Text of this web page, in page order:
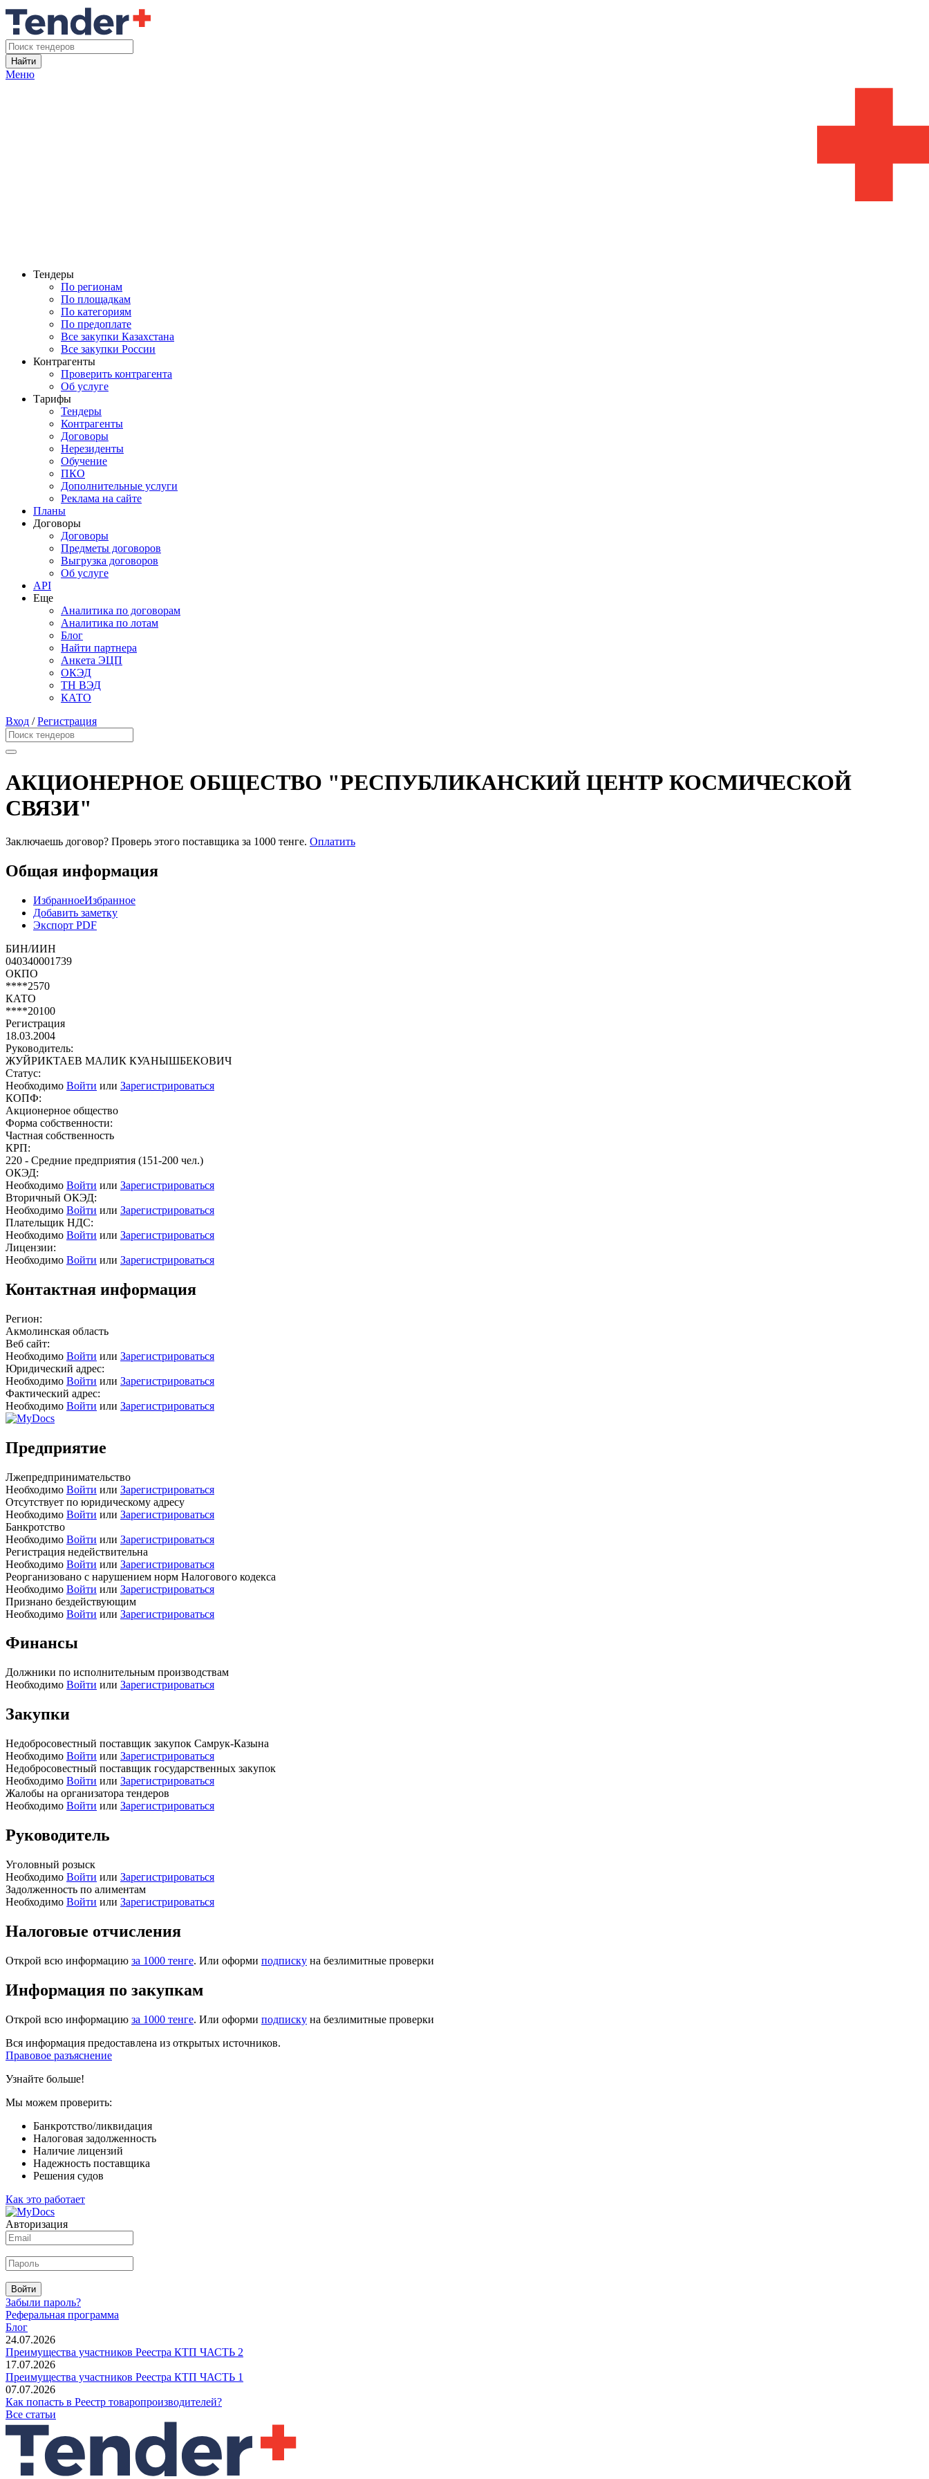
Найти
Меню
Тендеры
По регионам
По площадкам
По категориям
По предоплате
Все закупки Казахстана
Все закупки России
Контрагенты
Проверить контрагента
Об услуге
Тарифы
Тендеры
Контрагенты
Договоры
Нерезиденты
Обучение
ПКО
Дополнительные услуги
Реклама на сайте
Планы
Договоры
Договоры
Предметы договоров
Выгрузка договоров
Об услуге
API
Еще
Аналитика по договорам
Аналитика по лотам
Блог
Найти партнера
Анкета ЭЦП
ОКЭД
ТН ВЭД
КАТО
Вход /Регистрация
АКЦИОНЕРНОЕ ОБЩЕСТВО "РЕСПУБЛИКАНСКИЙ ЦЕНТР КОСМИЧЕСКОЙ
СВЯЗИ"
Заключаешь договор? Проверь этого поставщика за 1000 тенге. Оплатить
Общая информация
ИзбранноеИзбранное
Добавить заметку
Экспорт PDF
БИН/ИИН
040340001739
ОКПО
****2570
КАТО
****20100
Регистрация
18.03.2004
Руководитель:
ЖУЙРИКТАЕВ МАЛИК КУАНЫШБЕКОВИЧ
Статус:
Необходимо Войти или Зарегистрироваться
КОПФ:
Акционерное общество
Форма собственности:
Частная собственность
КРП:
220 - Средние предприятия (151-200 чел.)
ОКЭД:
Необходимо Войти или Зарегистрироваться
Вторичный ОКЭД:
Необходимо Войти или Зарегистрироваться
Плательщик НДС:
Необходимо Войти или Зарегистрироваться
Лицензии:
Необходимо Войти или Зарегистрироваться
Контактная информация
Регион:
Акмолинская область
Веб сайт:
Необходимо Войти или Зарегистрироваться
Юридический адрес:
Необходимо Войти или Зарегистрироваться
Фактический адрес:
Необходимо Войти или Зарегистрироваться
Предприятие
Лжепредпринимательство
Необходимо Войти или Зарегистрироваться
Отсутствует по юридическому адресу
Необходимо Войти или Зарегистрироваться
Банкротство
Необходимо Войти или Зарегистрироваться
Регистрация недействительна
Необходимо Войти или Зарегистрироваться
Реорганизовано с нарушением норм Налогового кодекса
Необходимо Войти или Зарегистрироваться
Признано бездействующим
Необходимо Войти или Зарегистрироваться
Финансы
Должники по исполнительным производствам
Необходимо Войти или Зарегистрироваться
Закупки
Недобросовестный поставщик закупок Самрук-Казына
Необходимо Войти или Зарегистрироваться
Недобросовестный поставщик государственных закупок
Необходимо Войти или Зарегистрироваться
Жалобы на организатора тендеров
Необходимо Войти или Зарегистрироваться
Руководитель
Уголовный розыск
Необходимо Войти или Зарегистрироваться
Задолженность по алиментам
Необходимо Войти или Зарегистрироваться
Налоговые отчисления
Открой всю информацию за 1000 тенге. Или оформи подписку на безлимитные проверки
Информация по закупкам
Открой всю информацию за 1000 тенге. Или оформи подписку на безлимитные проверки
Вся информация предоставлена из открытых источников.
Правовое разъяснение
Узнайте больше!
Мы можем проверить:
Банкротство/ликвидация
Налоговая задолженность
Наличие лицензий
Надежность поставщика
Решения судов
Как это работает
Авторизация
Войти
Забыли пароль?
Реферальная программа
Блог
24.07.2026
Преимущества участников Реестра КТП ЧАСТЬ 2
17.07.2026
Преимущества участников Реестра КТП ЧАСТЬ 1
07.07.2026
Как попасть в Реестр товаропроизводителей?
Все статьи